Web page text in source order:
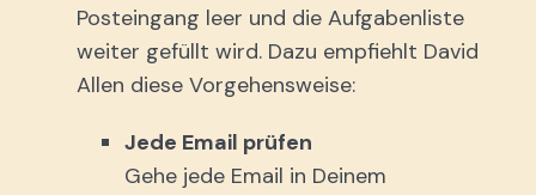
Posteingang leer und die Aufgabenliste
weiter gefüllt wird. Dazu empfiehlt David
Allen diese Vorgehensweise:
Jede Email prüfen
Gehe jede Email in Deinem